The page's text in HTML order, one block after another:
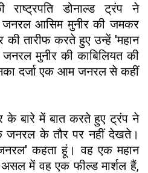
राष्ट्रपति डोनाल्ड ट्रंप ने
जनरल आसिम मुनीर की जमकर
की तारीफ करते हुए उन्हें 'महान
मुनीर की काबिलियत की
दर्जा एक आम जनरल से कहीं
के बारे में बात करते हुए ट्रंप ने
जनरल के तौर पर नहीं देखते।
कहता हूं। वह एक महान
में वह एक फील्ड मार्शल हैं,